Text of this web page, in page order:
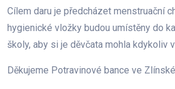
Cílem daru je předcházet menstruační
hygienické vložky budou umístěny do
školy, aby si je děvčata mohla kdykoliv
Děkujeme Potravinové bance ve